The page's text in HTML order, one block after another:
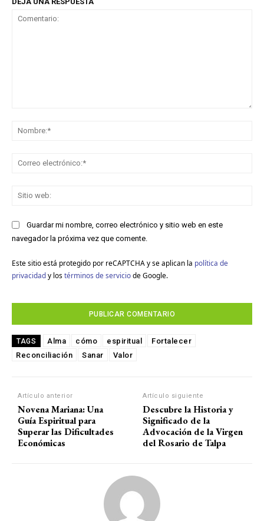
Guardar mi nombre, correo electrónico y sitio web en este
navegador la próxima vez que comente.
Este sitio está protegido por reCAPTCHA y se aplican la política de
privacidady los términos de serviciode Google.
TAGS Alma cómo espiritual
Fortalecer
Reconciliación
Sanar Valor
Artículo anterior
Novena Mariana: Una
Guía Espiritual para
Superar las Dificultades
Económicas
Artículo siguiente
Descubre la Historia y
Significado de la
Advocación de la Virgen
del Rosario de Talpa